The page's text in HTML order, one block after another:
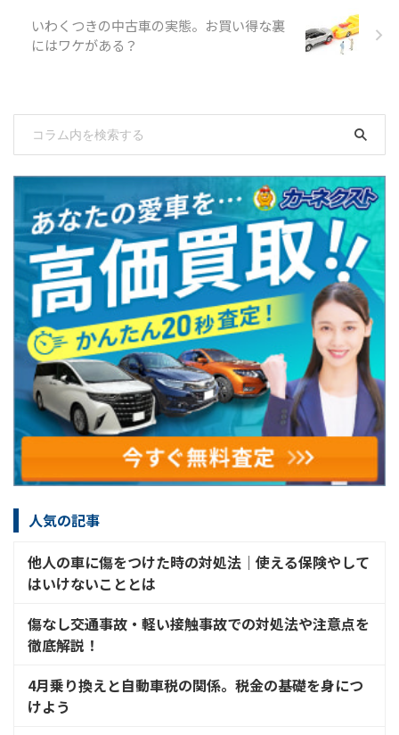
いわくつきの中古車の実態。お買い得な裏
にはワケがある？
人気の記事
他人の車に傷をつけた時の対処法│使える保険やして
はいけないこととは
傷なし交通事故・軽い接触事故での対処法や注意点を
徹底解説！
4月乗り換えと自動車税の関係。税金の基礎を身につ
けよう